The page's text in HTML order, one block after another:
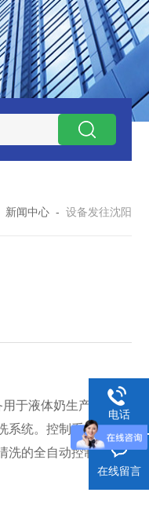
风 GX-TNG中药提取
新闻中心 - 设备发往沈阳
于液体奶生产时，生
系统。控制系统采用
洗的全自动控制。
电话
在线留言